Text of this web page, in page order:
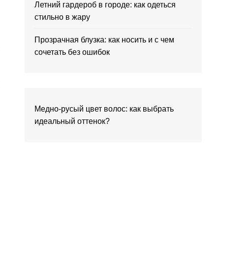
Летний гардероб в городе: как одеться
стильно в жару
Прозрачная блузка: как носить и с чем
сочетать без ошибок
Медно-русый цвет волос: как выбрать
идеальный оттенок?